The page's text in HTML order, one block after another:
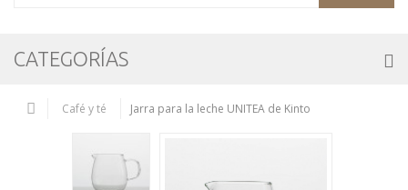
CATEGORÍAS
Café y té Jarra para la leche UNITEA de Kinto